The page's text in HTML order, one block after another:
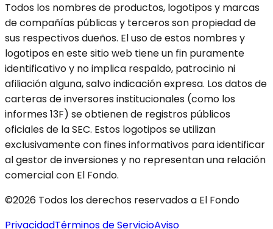
Todos los nombres de productos, logotipos y marcas
de compañías públicas y terceros son propiedad de
sus respectivos dueños. El uso de estos nombres y
logotipos en este sitio web tiene un fin puramente
identificativo y no implica respaldo, patrocinio ni
afiliación alguna, salvo indicación expresa. Los datos de
carteras de inversores institucionales (como los
informes 13F) se obtienen de registros públicos
oficiales de la SEC. Estos logotipos se utilizan
exclusivamente con fines informativos para identificar
al gestor de inversiones y no representan una relación
comercial con El Fondo.
©2026 Todos los derechos reservados a El Fondo
PrivacidadTérminos de ServicioAviso